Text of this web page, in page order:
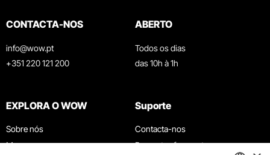
CONTACTA-NOS
info@wow.pt
+351 220 121 200
ABERTO
Todos os dias
das 10h à 1h
EXPLORA O WOW
Sobre nós
Museus
Suporte
Contacta-nos
Perguntas frequentes